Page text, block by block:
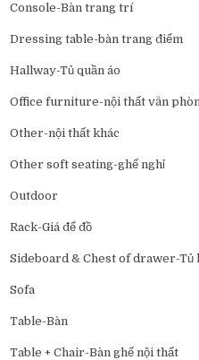
Console-Bàn trang trí
Dressing table-bàn trang điểm
Hallway-Tủ quần áo
Office furniture-nội thất văn
Other-nội thất khác
Other soft seating-ghế nghỉ
Outdoor
Rack-Giá để đồ
Sideboard & Chest of drawer-Tủ
Sofa
Table-Bàn
Table + Chair-Bàn ghế nội thất